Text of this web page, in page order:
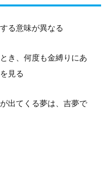
る意味が異なる
き、何度も金縛りにあ
見る
出てくる夢は、吉夢で